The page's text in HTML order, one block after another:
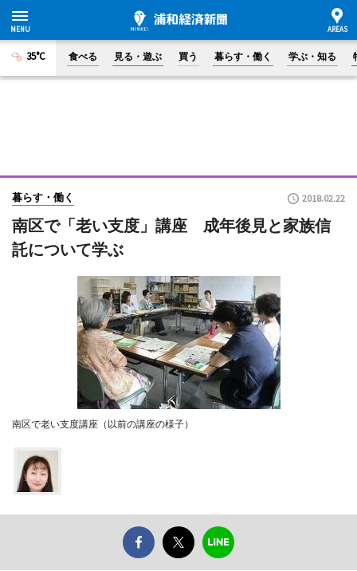
35°C 食べる 見る・遊ぶ 買う 暮らす・働く 学ぶ・知る
暮らす・働く 2018.02.22
南区で「老い支度」講座 成年後見と家族信
託について学ぶ
南区で老い支度講座（以前の講座の様子）